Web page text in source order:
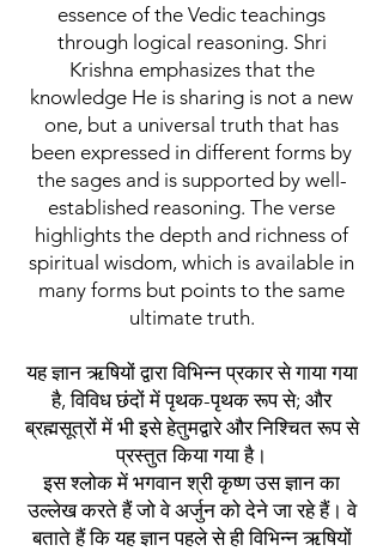
essence of the Vedic teachings
through logical reasoning. Shri
Krishna emphasizes that the
knowledge He is sharing is not a new
one, but a universal truth that has
been expressed in different forms by
the sages and is supported by well-
established reasoning. The verse
highlights the depth and richness of
spiritual wisdom, which is available in
many forms but points to the same
ultimate truth.
यह ज्ञान ऋषियों द्वारा विभिन्न प्रकार से गाया गया
है, विविध छंदों में पृथक-पृथक रूप से; और
ब्रह्मसूत्रों में भी इसे हेतुमद्वारे और निश्चित रूप से
प्रस्तुत किया गया है।
इस श्लोक में भगवान श्री कृष्ण उस ज्ञान का
उल्लेख करते हैं जो वे अर्जुन को देने जा रहे हैं। वे
बताते हैं कि यह ज्ञान पहले से ही विभिन्न ऋषियों